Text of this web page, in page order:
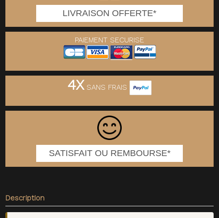
LIVRAISON OFFERTE*
PAIEMENT SECURISE
4X SANS FRAIS
SATISFAIT OU REMBOURSE*
Description